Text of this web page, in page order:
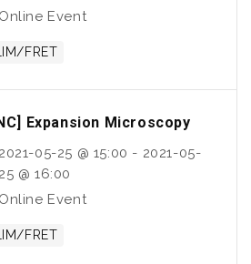
Online Event
FRET
Expansion Microscopy
2021-05-25 @ 15:00 - 2021-05-
25 @ 16:00
Online Event
FRET